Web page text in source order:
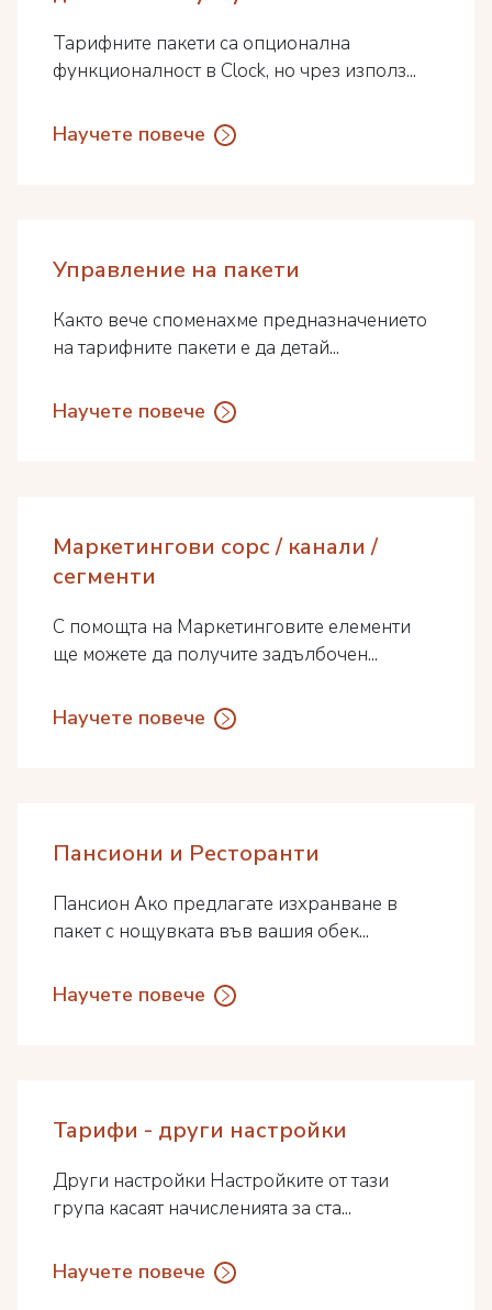
Тарифните пакети са опционална
функционалност в Clock, но чрез използ...
Научете повече
Управление на пакети
Както вече споменахме предназначението
на тарифните пакети е да детай...
Научете повече
Маркетингови сорс / канали /
сегменти
С помощта на Маркетинговите елементи
ще можете да получите задълбочен...
Научете повече
Пансиони и Ресторанти
Пансион Ако предлагате изхранване в
пакет с нощувката във вашия обек...
Научете повече
Тарифи - други настройки
Други настройки Настройките от тази
група касаят начисленията за ста...
Научете повече